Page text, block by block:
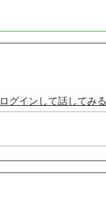
ログインして話してみる